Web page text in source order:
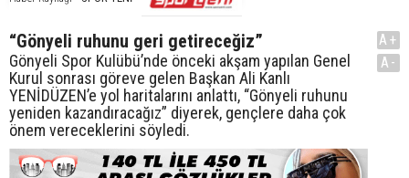
“Gönyeli ruhunu geri getireceğiz”
Gönyeli Spor Kulübü’nde önceki akşam yapılan Genel
Kurul sonrası göreve gelen Başkan Ali Kanlı
YENİDÜZEN’e yol haritalarını anlattı, “Gönyeli ruhunu
yeniden kazandıracağız” diyerek, gençlere daha çok
önem vereceklerini söyledi.
A+
A-